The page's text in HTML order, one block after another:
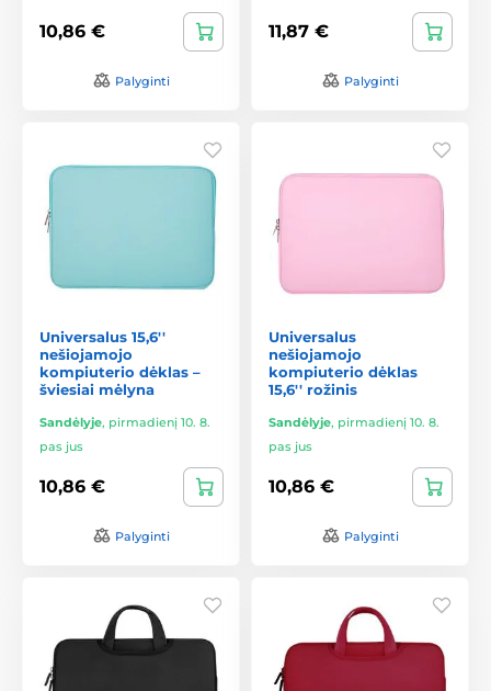
10,86 €
Palyginti
11,87 €
Palyginti
Universalus 15,6''
nešiojamojo
kompiuterio dėklas –
šviesiai mėlyna
Sandėlyje, pirmadienį 10. 8.
pas jus
10,86 €
Palyginti
Universalus
nešiojamojo
kompiuterio dėklas
15,6'' rožinis
Sandėlyje, pirmadienį 10. 8.
pas jus
10,86 €
Palyginti